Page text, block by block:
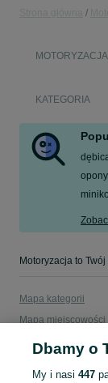
MOTORYZACJA
KATEGORIA
Mapa kategorii
Mapa miejscowości
Mapa ministron
Dbamy o
My i nasi 447